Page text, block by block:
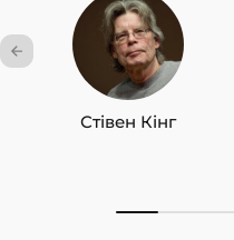
Стівен Кінг